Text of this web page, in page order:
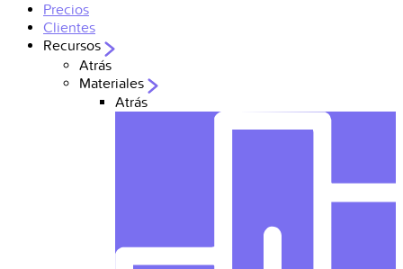
Precios
Clientes
Recursos
Atrás
Materiales
Atrás